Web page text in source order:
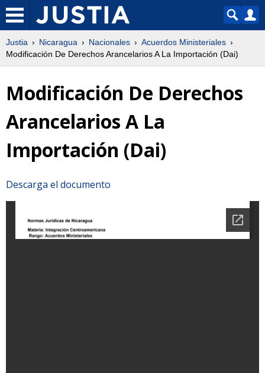
Justia Nicaragua Nacionales
Acuerdos Ministeriales
Modificación De Derechos Arancelarios A La Importación (Dai)
Modificación De Derechos
Arancelarios A La
Importación (Dai)
Descarga el documento